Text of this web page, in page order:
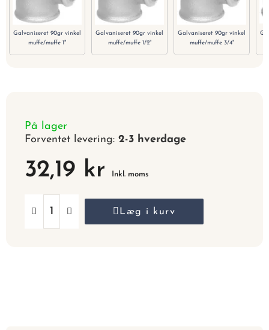
Galvaniseret 90gr vinkel
muffe/muffe 1"
Galvaniseret 90gr vinkel
muffe/muffe 1/2"
Galvaniseret 90gr vinkel
muffe/muffe 3/4"
På lager
Forventet levering: 2-3 hverdage
32,19 kr Inkl. moms
Læg i kurv